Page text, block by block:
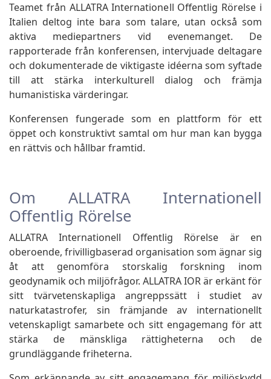
Teamet från ALLATRA Internationell Offentlig Rörelse i
Italien deltog inte bara som talare, utan också som
aktiva mediepartners vid evenemanget. De
rapporterade från konferensen, intervjuade deltagare
och dokumenterade de viktigaste idéerna som syftade
till att stärka interkulturell dialog och främja
humanistiska värderingar.
Konferensen fungerade som en plattform för ett
öppet och konstruktivt samtal om hur man kan bygga
en rättvis och hållbar framtid.
Om ALLATRA Internationell
Offentlig Rörelse
ALLATRA Internationell Offentlig Rörelse är en
oberoende, frivilligbaserad organisation som ägnar sig
åt att genomföra storskalig forskning inom
geodynamik och miljöfrågor. ALLATRA IOR är erkänt för
sitt tvärvetenskapliga angreppssätt i studiet av
naturkatastrofer, sin främjande av internationellt
vetenskapligt samarbete och sitt engagemang för att
stärka de mänskliga rättigheterna och de
grundläggande friheterna.